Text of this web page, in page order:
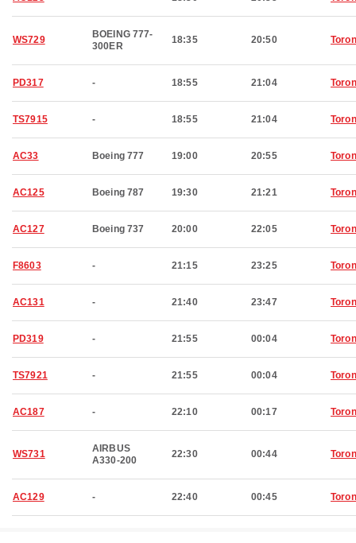
WS729
BOEING 777-
300ER
18:35 20:50
PD317 - 18:55 21:04
TS7915 - 18:55 21:04
AC33 Boeing 777 19:00 20:55
AC125 Boeing 787 19:30 21:21
AC127 Boeing 737 20:00 22:05
F8603 - 21:15 23:25
AC131 - 21:40 23:47
PD319 - 21:55 00:04
TS7921 - 21:55 00:04
AC187 - 22:10 00:17
WS731
AIRBUS
A330-200
22:30 00:44
AC129 - 22:40 00:45